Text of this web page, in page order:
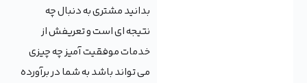
بدانید مشتری به دنبال چه
نتیجه ای است و تعریفش از
خدمات موفقیت آمیز چه چیزی
می تواند باشد به شما در برآورده